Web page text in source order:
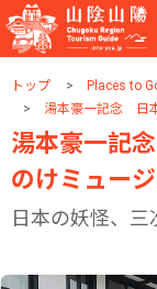
トップ
Places to
湯本豪一記念 日
湯本豪一記
のけミュージ
日本の妖怪、三